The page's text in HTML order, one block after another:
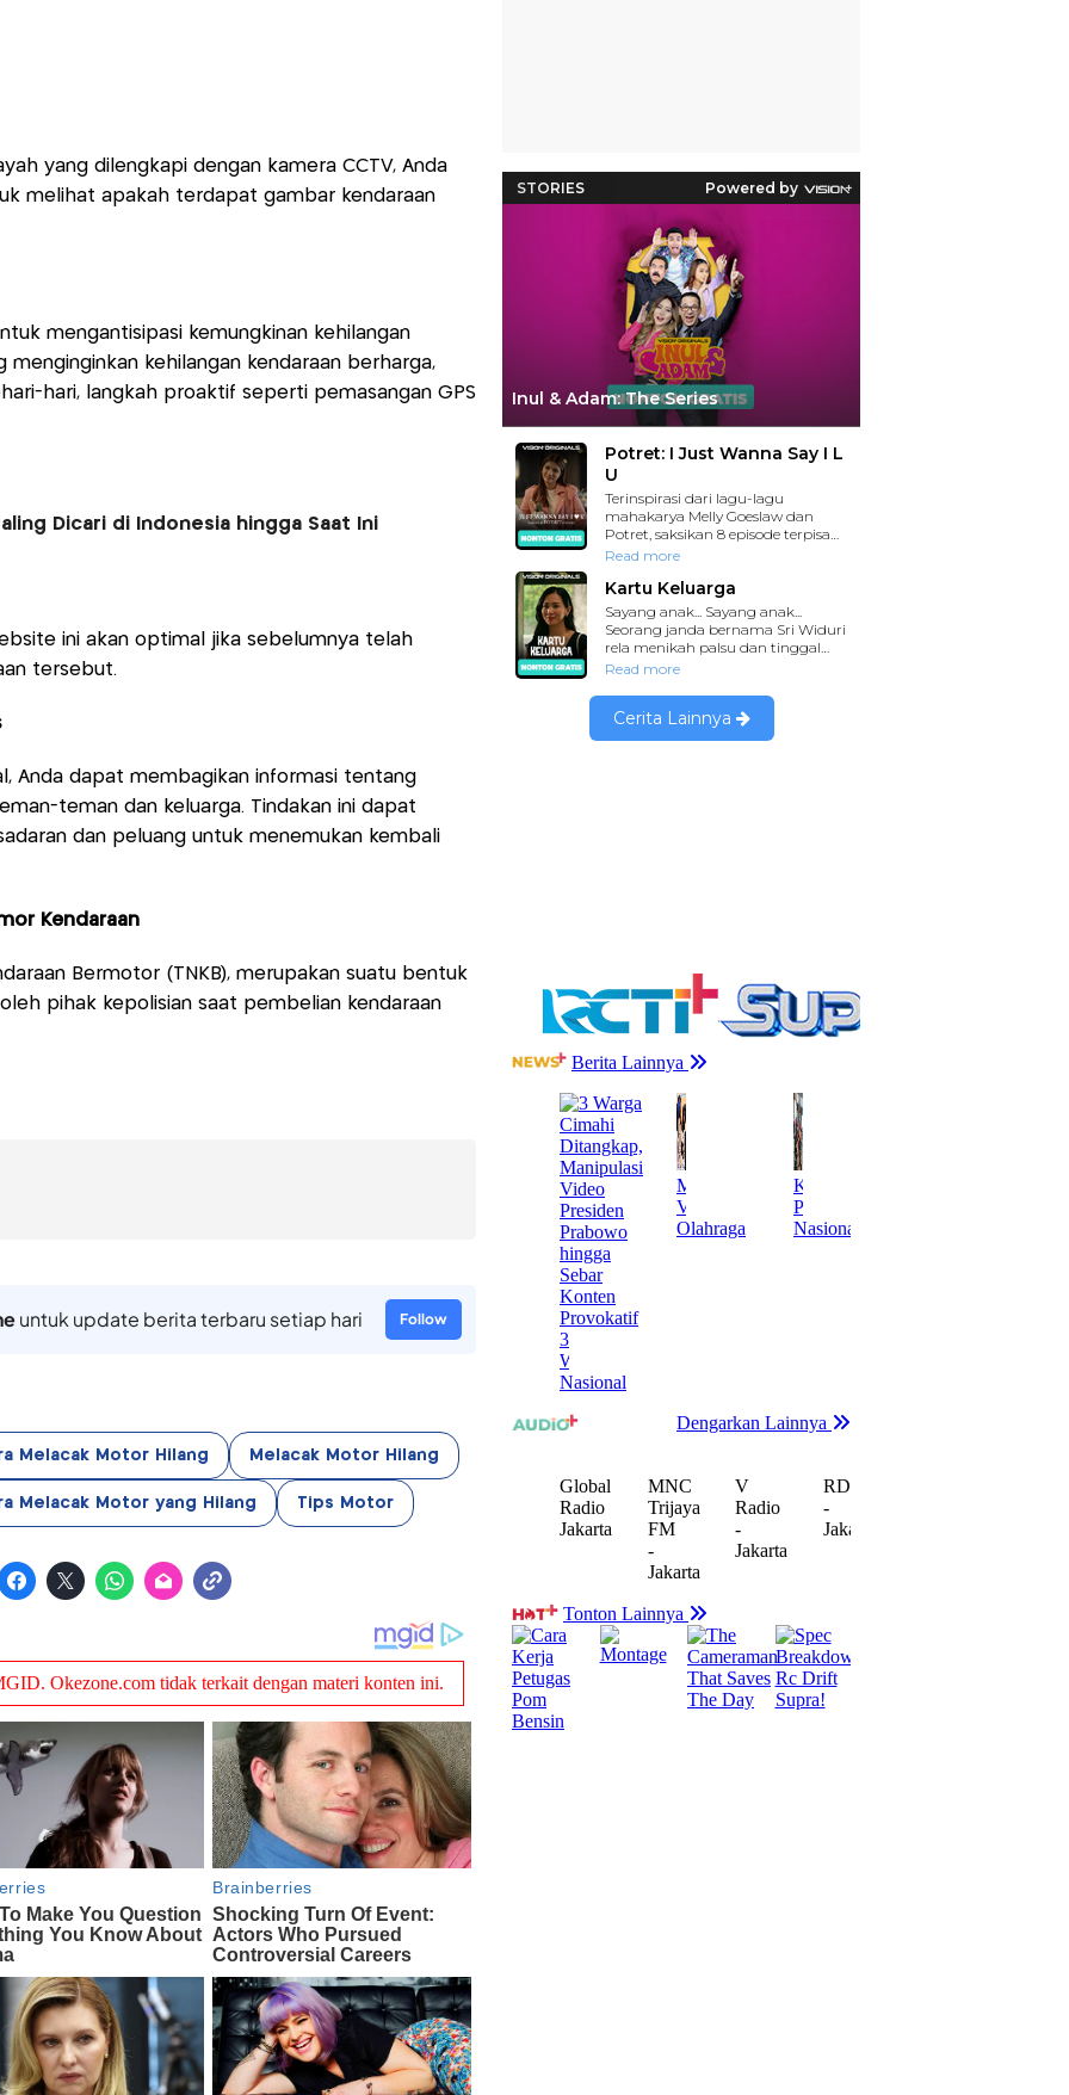
yang dilengkapi dengan kamera CCTV, Anda
melihat apakah terdapat gambar kendaraan
mengantisipasi kemungkinan kehilangan
menginginkan kehilangan kendaraan berharga,
hari, langkah proaktif seperti pemasangan GPS
Dicari di Indonesia hingga Saat Ini
ini akan optimal jika sebelumnya telah
tersebut.
Anda dapat membagikan informasi tentang
teman dan keluarga. Tindakan ini dapat
dan peluang untuk menemukan kembali
Kendaraan
Bermotor (TNKB), merupakan suatu bentuk
pihak kepolisian saat pembelian kendaraan
untuk update berita terbaru setiap hari Follow
Melacak Motor Hilang Melacak Motor Hilang
Melacak Motor yang Hilang Tips Motor